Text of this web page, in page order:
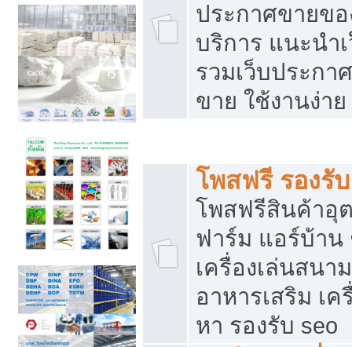
ประกาศขายข
บริการ แนะนำ
รวมเว็บประกา
ขาย ใช้งานง่าย
โพสฟรี รองรั
โพสฟรีสินค้าอุ
ฟาร์ม แอร์บ้าน
เครื่องเล่นสนา
อาหารเสริม เ
หา รองรับ seo